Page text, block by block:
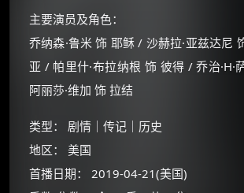
主要演员及角色：
乔纳森·鲁米 饰 耶稣 / 沙赫拉·亚兹达尼
亚 / 帕里什·布拉纳根 饰 彼得 / 乔治·H·
阿丽莎·维加 饰 拉结
类型： 剧情｜传记｜历史
地区： 美国
首播日期： 2019-04-21(美国)
🧧 福利领取站